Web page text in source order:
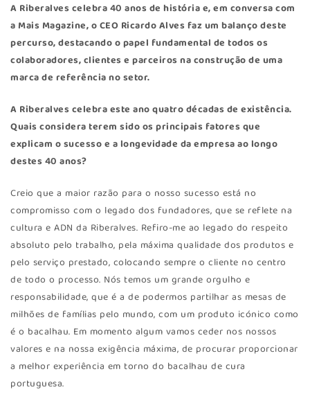
A Riberalves celebra 40 anos de história e, em conversa com
a Mais Magazine, o CEO Ricardo Alves faz um balanço deste
percurso, destacando o papel fundamental de todos os
colaboradores, clientes e parceiros na construção de uma
marca de referência no setor.
A Riberalves celebra este ano quatro décadas de existência.
Quais considera terem sido os principais fatores que
explicam o sucesso e a longevidade da empresa ao longo
destes 40 anos?
Creio que a maior razão para o nosso sucesso está no
compromisso com o legado dos fundadores, que se reflete na
cultura e ADN da Riberalves. Refiro-me ao legado do respeito
absoluto pelo trabalho, pela máxima qualidade dos produtos e
pelo serviço prestado, colocando sempre o cliente no centro
de todo o processo. Nós temos um grande orgulho e
responsabilidade, que é a de podermos partilhar as mesas de
milhões de famílias pelo mundo, com um produto icónico como
é o bacalhau. Em momento algum vamos ceder nos nossos
valores e na nossa exigência máxima, de procurar proporcionar
a melhor experiência em torno do bacalhau de cura
portuguesa.